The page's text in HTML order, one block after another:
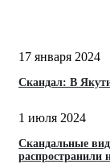
17 января 2024
Скандал: В
1 июля 2024
Скандальные
распространили